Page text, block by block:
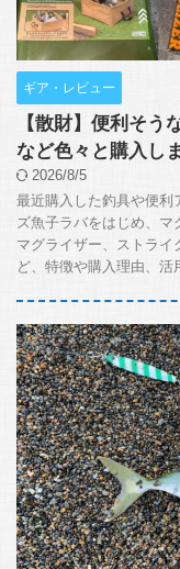
ギア・レビュー
【散財】便利そう
など色々と購入し
2026/8/5
最近購入した釣具や便利
ズ魚子ラバをはじめ、
マグライザー、ストライ
ど、特徴や購入理由、活